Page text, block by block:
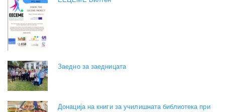
Заедно за заедницата
Донација на книги за училишната библиотека при